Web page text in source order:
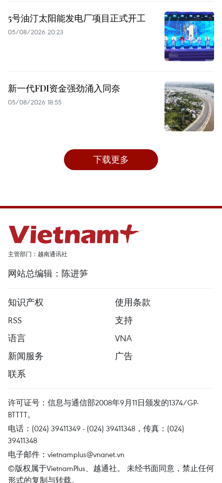
5号油汀太阳能发电厂项目正式开工
05/08/2026 20:23
新一代FDI资金强劲涌入同奈
05/08/2026 18:55
下载更多
主管部门：越南通讯社
网站总编辑：陈进笋
知识产权
使用条款
RSS
支持
语言
VNA
新闻服务
广告
联系
许可证号：信息与通信部2008年9月11日颁发的1374/GP-
BTTTT。
电话：(024) 39411349 - (024) 39411348，传真：(024)
39411348
电子邮件： vietnamplus@vnanet.vn
©版权属于VietnamPlus、越通社。 未经书面同意，禁止任何
形式的复制与转载。